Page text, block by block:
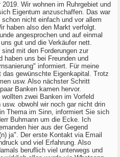
Wir wohnen im Ruhrgebiet und
Eigentum anzuschaffen. Das war
nicht einfach und vor allem
haben also den Markt verfolgt.
angesprochen und auf einmal
gut und die Verkäufer nett.
sind mit den Forderungen zur
haben uns bei Freunden und
informiert. Für meine
gewünschte Eigenkapital. Trotz
usw. Also nächster Schritt
Banken kamen hervor.
zwei Banken im Vorfeld
obwohl wir noch gar nicht drin
Thema im Sinn, informiert Sie sich
Buhmann um die Ecke. Ich
hier aus der Gegend
ja". Der erste Kontakt via Email
und viel Erfahrung. Also
beruflich viel unterwegs und